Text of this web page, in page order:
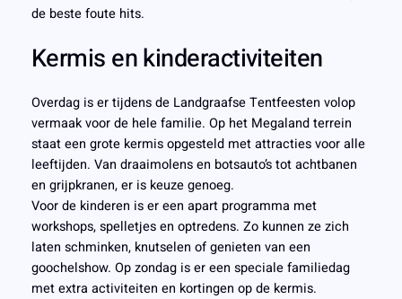
de beste foute hits.
Kermis en kinderactiviteiten
Overdag is er tijdens de Landgraafse Tentfeesten volop
vermaak voor de hele familie. Op het Megaland terrein
staat een grote kermis opgesteld met attracties voor alle
leeftijden. Van draaimolens en botsauto’s tot achtbanen
en grijpkranen, er is keuze genoeg.
Voor de kinderen is er een apart programma met
workshops, spelletjes en optredens. Zo kunnen ze zich
laten schminken, knutselen of genieten van een
goochelshow. Op zondag is er een speciale familiedag
met extra activiteiten en kortingen op de kermis.